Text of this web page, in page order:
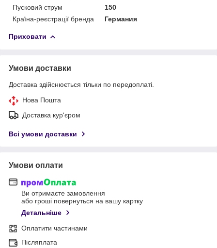
Пусковий струм
150
Країна-реєстрації бренда
Германия
Приховати
Умови доставки
Доставка здійснюється тільки по передоплаті.
Нова Пошта
Доставка кур'єром
Всі умови доставки
Умови оплати
Ви отримаєте замовлення
або гроші повернуться на вашу картку
Детальніше
Оплатити частинами
Післяплата